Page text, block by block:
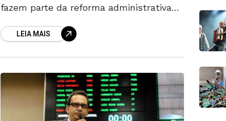
fazem parte da reforma administrativa
gastos e desperdícios. Após reunião
LEIA MAIS